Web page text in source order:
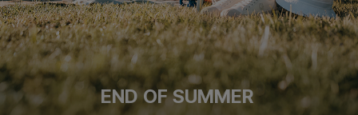
END OF SUMMER